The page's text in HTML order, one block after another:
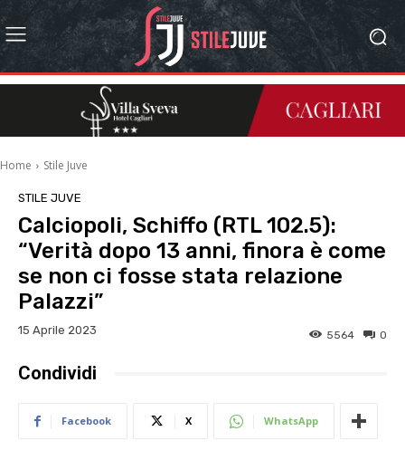
Home Stile Juve
STILE JUVE
Calciopoli, Schiffo (RTL 102.5):
“Verità dopo 13 anni, finora è come
se non ci fosse stata relazione
Palazzi”
15 Aprile 2023 0
5564
Condividi
Facebook X WhatsApp